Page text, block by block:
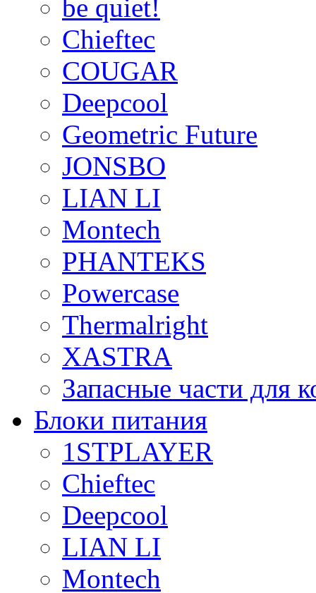
be quiet!
Chieftec
COUGAR
Deepcool
Geometric Future
JONSBO
LIAN LI
Montech
PHANTEKS
Powercase
Thermalright
XASTRA
Запасные части для
Блоки питания
1STPLAYER
Chieftec
Deepcool
LIAN LI
Montech